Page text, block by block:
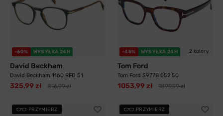
-60% WYSYŁKA 24H
David Beckham
David Beckham 1160 RFD 51
325,99 zł 816,99 zł
-45% WYSYŁKA 24H 2 kolory
Tom Ford
Tom Ford 5977B 052 50
1053,99 zł 1899,99 zł
PRZYMIERZ PRZYMIERZ